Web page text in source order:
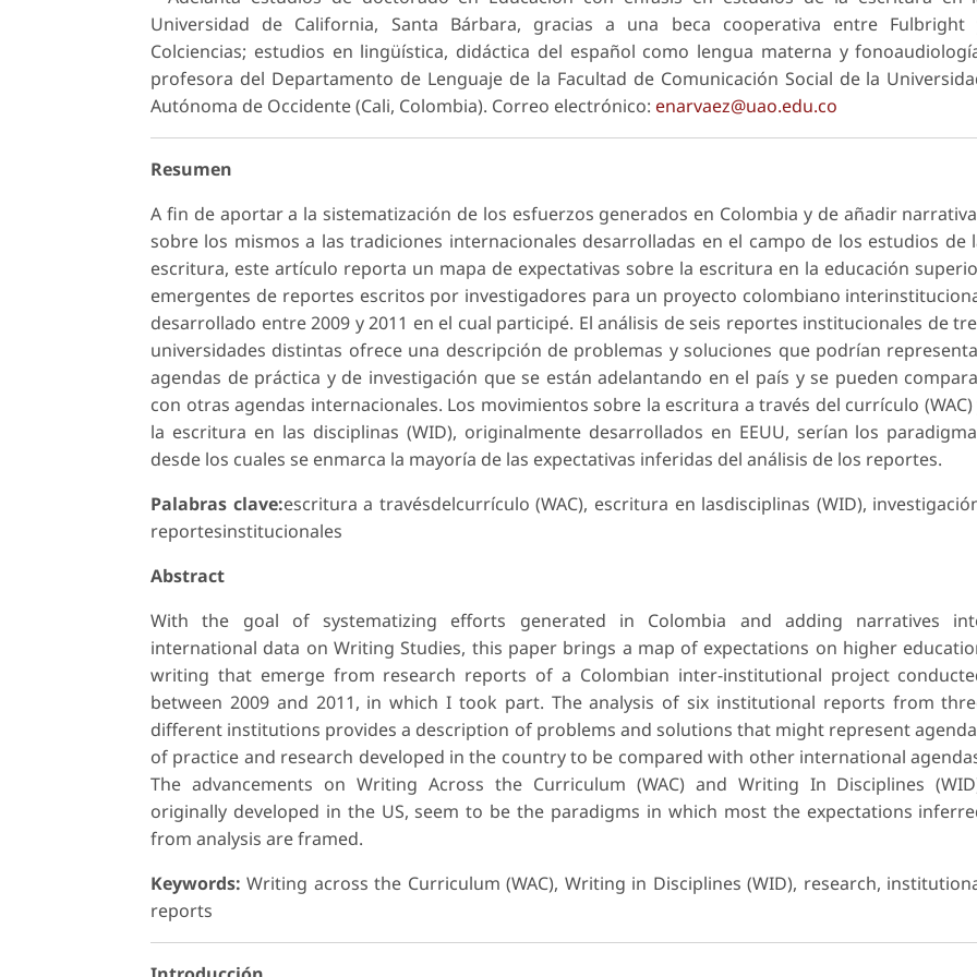
Universidad de California, Santa Bárbara, gracias a una beca cooperativa entre Fulbright
Colciencias; estudios en lingüística, didáctica del español como lengua materna y
profesora del Departamento de Lenguaje de la Facultad de Comunicación Social de la
Autónoma de Occidente (Cali, Colombia). Correo electrónico: enarvaez@uao.edu.co
Resumen
A fin de aportar a la sistematización de los esfuerzos generados en Colombia y de añadir
sobre los mismos a las tradiciones internacionales desarrolladas en el campo de los estudios de
escritura, este artículo reporta un mapa de expectativas sobre la escritura en la educación
emergentes de reportes escritos por investigadores para un proyecto colombiano
desarrollado entre 2009 y 2011 en el cual participé. El análisis de seis reportes institucionales de
universidades distintas ofrece una descripción de problemas y soluciones que podrían
agendas de práctica y de investigación que se están adelantando en el país y se pueden
con otras agendas internacionales. Los movimientos sobre la escritura a través del currículo (WAC)
la escritura en las disciplinas (WID), originalmente desarrollados en EEUU, serían los
desde los cuales se enmarca la mayoría de las expectativas inferidas del análisis de los reportes.
Palabras clave:escritura a travésdelcurrículo (WAC), escritura en lasdisciplinas (WID),
reportesinstitucionales
Abstract
With the goal of systematizing efforts generated in Colombia and adding narratives
international data on Writing Studies, this paper brings a map of expectations on higher
writing that emerge from research reports of a Colombian inter-institutional project
between 2009 and 2011, in which I took part. The analysis of six institutional reports from
different institutions provides a description of problems and solutions that might represent
of practice and research developed in the country to be compared with other international
The advancements on Writing Across the Curriculum (WAC) and Writing In Disciplines
originally developed in the US, seem to be the paradigms in which most the expectations
from analysis are framed.
Keywords: Writing across the Curriculum (WAC), Writing in Disciplines (WID), research,
reports